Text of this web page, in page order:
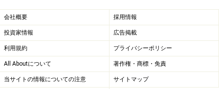
会社概要 採用情報
投資家情報 広告掲載
利用規約 プライバシーポリシー
All Aboutについて 著作権・商標・免責
当サイトの情報についての注意 サイトマップ